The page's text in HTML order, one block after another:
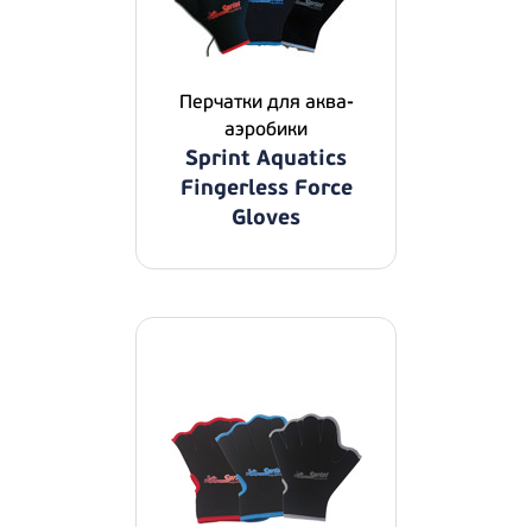
Перчатки для аква-
аэробики
Sprint Aquatics
Fingerless Force
Gloves